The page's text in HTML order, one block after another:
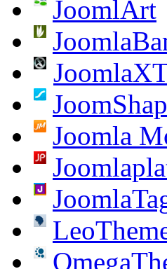
JoomlArt
Joomla